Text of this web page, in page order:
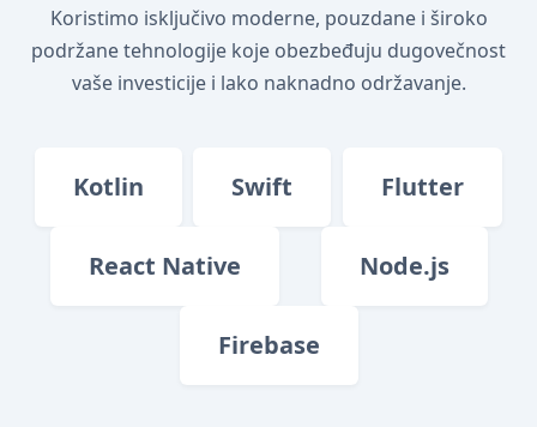
Koristimo isključivo moderne, pouzdane i široko
podržane tehnologije koje obezbeđuju dugovečnost
vaše investicije i lako naknadno održavanje.
Kotlin Swift Flutter
React Native Node.js
Firebase